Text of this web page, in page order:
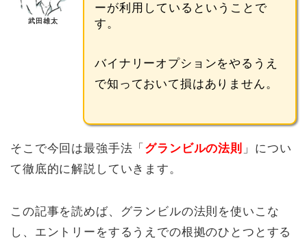
武田雄太
ーが利用しているということで
す。
バイナリーオプションをやるうえ
で知っておいて損はありません。
そこで今回は最強手法「 グランビルの法則 」につい
て徹底的に解説していきます。
この記事を読めば、グランビルの法則を使いこな
し、エントリーをするうえでの根拠のひとつとする